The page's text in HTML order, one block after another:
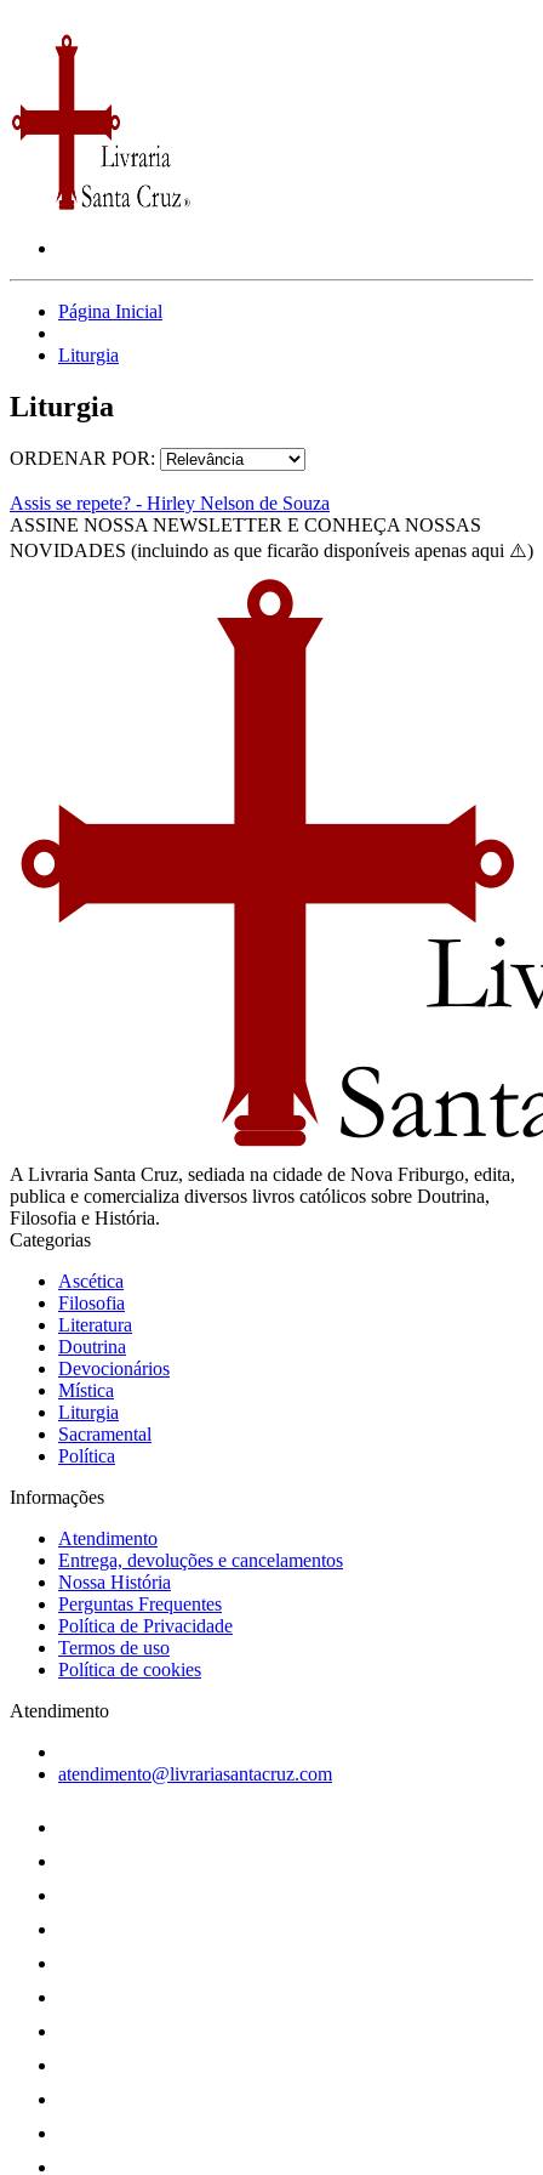
Página Inicial
Liturgia
Liturgia
ORDENAR POR:
Assis se repete? - Hirley Nelson de Souza
ASSINE NOSSA NEWSLETTER E CONHEÇA NOSSAS
NOVIDADES (incluindo as que ficarão disponíveis apenas aqui ⚠️)
A Livraria Santa Cruz, sediada na cidade de Nova Friburgo, edita,
publica e comercializa diversos livros católicos sobre Doutrina,
Filosofia e História.
Categorias
Ascética
Filosofia
Literatura
Doutrina
Devocionários
Mística
Liturgia
Sacramental
Política
Informações
Atendimento
Entrega, devoluções e cancelamentos
Nossa História
Perguntas Frequentes
Política de Privacidade
Termos de uso
Política de cookies
Atendimento
atendimento@livrariasantacruz.com